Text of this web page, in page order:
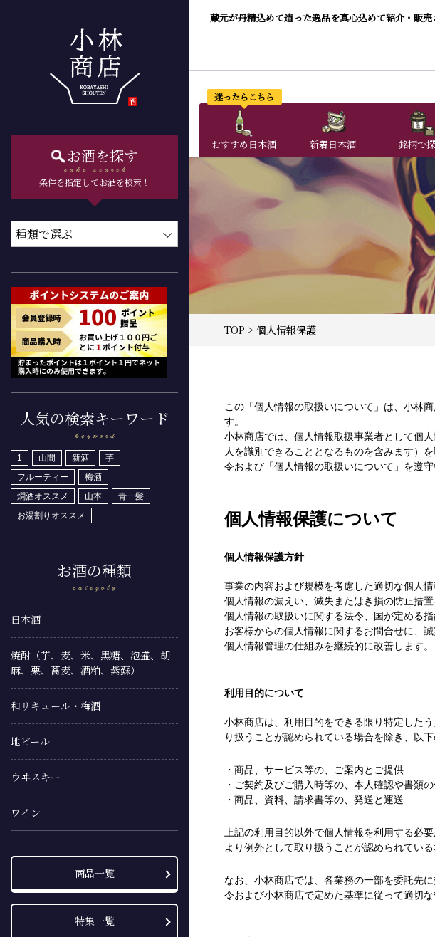
お酒を探す
条件を指定してお酒を検索！
人気の検索キーワード
1 山間 新酒
芋
フルーティー
梅酒
燗酒オススメ
山本
青一髪
お湯割りオススメ
お酒の種類
日本酒
焼酎（芋、麦、米、黒糖、泡盛、胡
麻、栗、蕎麦、酒粕、紫蘇）
和リキュール・梅酒
地ビール
ウヰスキー
ワイン
商品一覧
特集一覧
蔵元が丹精込めて造った逸品を真心込めて紹介・販売
おすすめ日本酒
迷ったらこちら
新着日本酒 銘柄で
TOP > 個人情報保護
この「個人情報の取扱いについて」は、小林
す。
小林商店では、個人情報取扱事業者として個
人を識別できることとなるものを含みます）
令および「個人情報の取扱いについて」を遵守
個人情報保護について
個人情報保護方針
事業の内容および規模を考慮した適切な個人
個人情報の漏えい、滅失またはき損の防止措
個人情報の取扱いに関する法令、国が定める
お客様からの個人情報に関するお問合せに、誠
個人情報管理の仕組みを継続的に改善します。
利用目的について
小林商店は、利用目的をできる限り特定した
り扱うことが認められている場合を除き、以
・商品、サービス等の、ご案内とご提供
・ご契約及びご購入時等の、本人確認や書類
・商品、資料、請求書等の、発送と運送
上記の利用目的以外で個人情報を利用する必
より例外として取り扱うことが認められてい
なお、小林商店では、各業務の一部を委託先
令および小林商店で定めた基準に従って適切な